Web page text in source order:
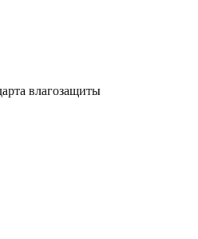
влагозащиты